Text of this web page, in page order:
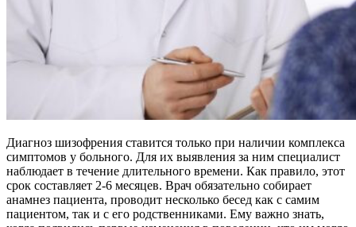
Диагноз шизофрения ставится только при наличии комплекса
симптомов у больного. Для их выявления за ним специалист
наблюдает в течение длительного времени. Как правило, этот
срок составляет 2-6 месяцев. Врач обязательно собирает
анамнез пациента, проводит несколько бесед как с самим
пациентом, так и с его родственниками. Ему важно знать,